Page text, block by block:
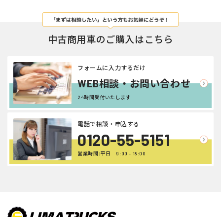
中古商用車のご購入はこちら
WEB相談・お問い合わせ
フォームに入力するだけ
24時間受付いたします
0120-55-5151
電話で相談・申込する
営業時間 |平日 9:00 - 18:00